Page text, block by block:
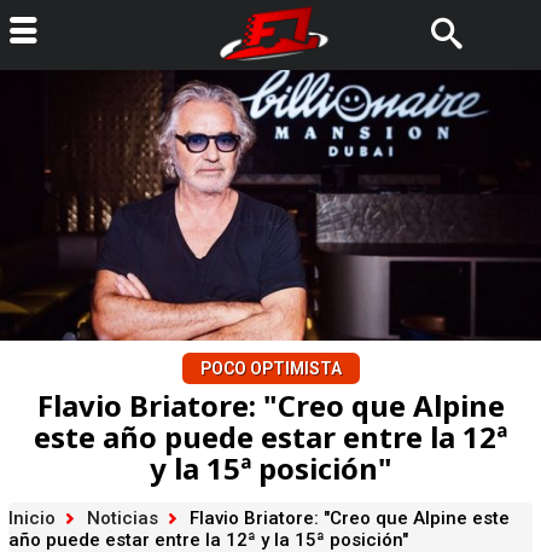
POCO OPTIMISTA
Flavio Briatore: "Creo que Alpine
este año puede estar entre la 12ª
y la 15ª posición"
Inicio Noticias
Flavio Briatore: "Creo que Alpine este
año puede estar entre la 12ª y la 15ª posición"